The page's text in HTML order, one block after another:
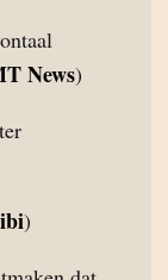
News)
)